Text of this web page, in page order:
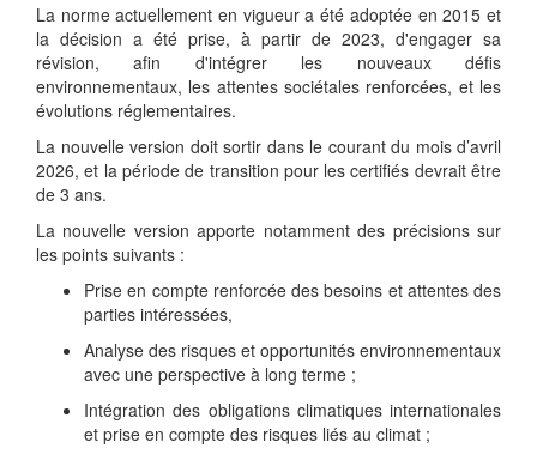
La norme actuellement en vigueur a été adoptée en 2015 et
la décision a été prise, à partir de 2023, d'engager sa
révision, afin d'intégrer les nouveaux défis
environnementaux, les attentes sociétales renforcées, et les
évolutions réglementaires.
La nouvelle version doit sortir dans le courant du mois d’avril
2026, et la période de transition pour les certifiés devrait être
de 3 ans.
La nouvelle version apporte notamment des précisions sur
les points suivants :
Prise en compte renforcée des besoins et attentes des
parties intéressées,
Analyse des risques et opportunités environnementaux
avec une perspective à long terme ;
Intégration des obligations climatiques internationales
et prise en compte des risques liés au climat ;